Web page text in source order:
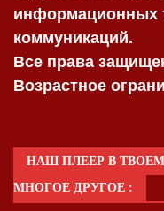
информационных
коммуникаций.
Все права
Возрастное
НАШ ПЛЕЕР В
МНОГОЕ ДРУГОЕ :